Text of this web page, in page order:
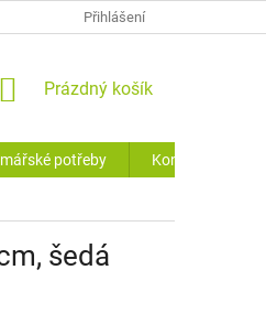
HODNOCENÍ OBCHODU
Přihlášení
NÁKUPNÍ
Prázdný košík
potřeby Kontakty
šedá